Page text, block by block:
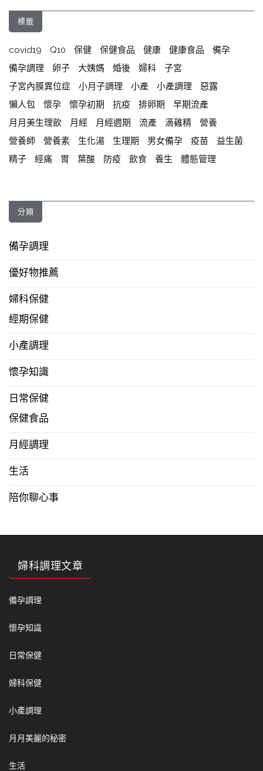
標籤
covid19 Q10 保健 保健食品 健康 健康食品
備孕
備孕調理
卵子 大姨媽 婚後 婦科
子宮
子宮內膜異位症
小月子調理 小產 小產調理
惡露
懶人包
懷孕 懷孕初期 抗疫 排卵期
早期流產
月月美生理飲
月經 月經週期 流產 滴雞精
營養
營養師
營養素 生化湯 生理期 男女備孕 疫苗
益生菌
精子
經痛 胃 葉酸 防疫 飲食 養生 體態管理
分類
備孕調理
優好物推薦
婦科保健
經期保健
小產調理
懷孕知識
日常保健
保健食品
月經調理
生活
陪你聊心事
婦科調理文章
備孕調理
懷孕知識
日常保健
婦科保健
小產調理
月月美麗的秘密
生活